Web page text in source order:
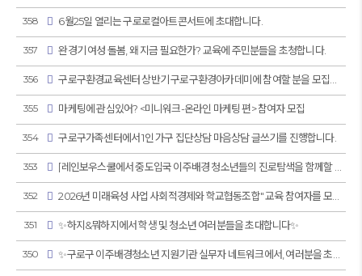
358 6월25일 열리는 구로로컬아트콘서트에 초대합니다.
357 완경기 여성 돌봄, 왜 지금 필요한가? 교육에 주민분들을 초청합니다.
356 구로구환경교육센터 상반기 구로구환경아카데미에 참여할 분을 모집합니다.
355 마케팅에 관심있어? <미니워크-온라인 마케팅 편> 참여자 모집
354 구로구가족센터에서 1인 가구 집단상담 마음상담 글쓰기를 진행합니다.
353 [레인보우스쿨에서 중도입국 이주배경 청소년들의 진로탐색을 함께할 봉사자를 모집합니다.]
352 2026년 미래육성 사업 사회적경제와 학교협동조합" 교육 참여자를 모집합니다
351 ✨하지&뭐하지에서 학생 및 청소년 여러분들을 초대합니다✨
350 ✨구로구 이주배경청소년 지원기관 실무자 네트워크에서, 여러분을 초대합니다.✨